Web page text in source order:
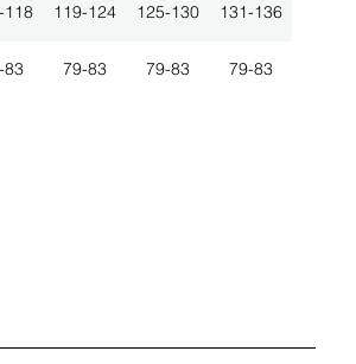
118 119-124 125-130 131-136
83 79-83 79-83 79-83